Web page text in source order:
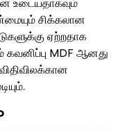
சிக்கலான
ஏற்றதாக
கவனிப்பு MDF ஆனது